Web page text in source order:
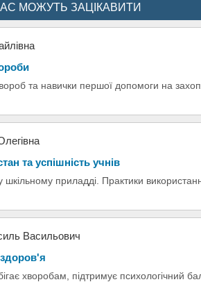
МОЖУТЬ ЗАЦІКАВИТИ
та навички першої допомоги на
та успішність учнів
шкільному приладді. Практики
Васильович
хворобам, підтримує психологічний